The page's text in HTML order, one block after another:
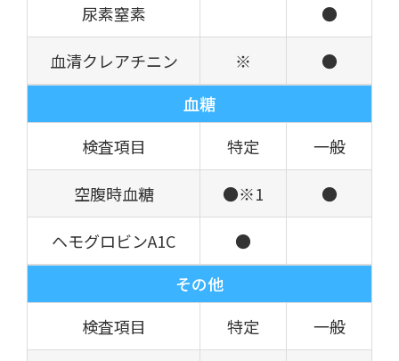
尿素窒素 ●
血清クレアチニン ※
●
血糖
検査項目
特定 一般
空腹時血糖 ●※1 ●
ヘモグロビンA1C
●
その他
検査項目
特定 一般